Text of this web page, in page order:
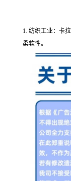
1. 纺织工业：卡
柔软性。